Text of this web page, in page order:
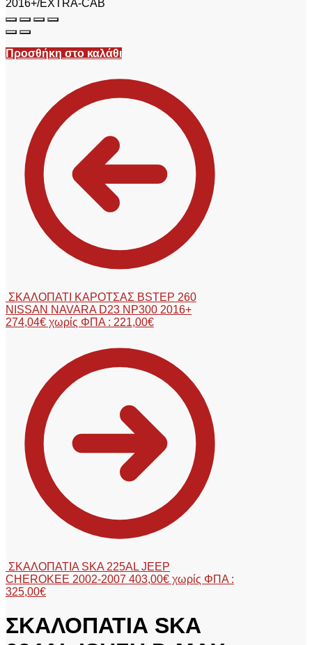
2016+/EXTRA-CAB
Προσθήκη στο καλάθι
ΣΚΑΛΟΠΑΤΙ ΚΑΡΟΤΣΑΣ BSTEP 260
NISSAN NAVARA D23 NP300 2016+
274,04€ χωρίς ΦΠΑ : 221,00€
ΣΚΑΛΟΠΑΤΙΑ SKA 225AL JEEP
CHEROKEE 2002-2007 403,00€ χωρίς ΦΠΑ :
325,00€
ΣΚΑΛΟΠΑΤΙΑ SKA